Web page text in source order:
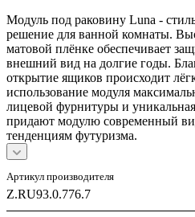
Модуль под раковину Luna -
решение для ванной комнаты.
матовой плёнке обеспечивает
внешний вид на долгие годы.
открытие ящиков происходит
использование модуля
лицевой фурнитуры и
придают модулю современный
тенденциям футуризма.
Артикул производителя
Z.RU93.0.776.7